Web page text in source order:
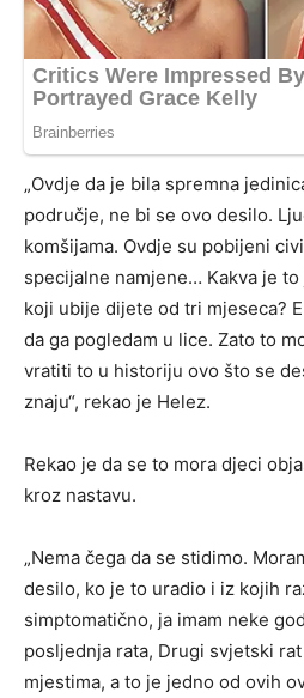
„Ovdje da je bila spremna
područje, ne bi se ovo desilo.
komšijama. Ovdje su pobijeni
specijalne namjene… Kakva je
koji ubije dijete od tri mjeseca?
da ga pogledam u lice. Zato to
vratiti to u historiju ovo što se
znaju“, rekao je Helez.
Rekao je da se to mora djeci
kroz nastavu.
„Nema čega da se stidimo.
desilo, ko je to uradio i iz kojih
simptomatično, ja imam neke
posljednja rata, Drugi svjetski
mjestima, a to je jedno od ovih